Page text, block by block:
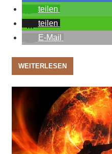
teilen
teilen
E-Mail
WEITERLESEN